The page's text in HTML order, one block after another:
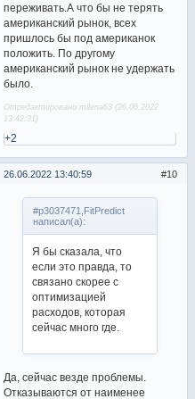
переживать.А что бы не терять
американский рынок, всех
пришлось бы под американок
положить. По другому
американский рынок не удержать
было.
Отредактировано milena63 (26.06.2022
13:42:31)
+2
10
26.06.2022 13:40:59
#p3037471,FitPredict
написал(а):
Я бы сказала, что
если это правда, то
связано скорее с
оптимизацией
расходов, которая
сейчас много где.
Да, сейчас везде проблемы.
Отказываются от наименее